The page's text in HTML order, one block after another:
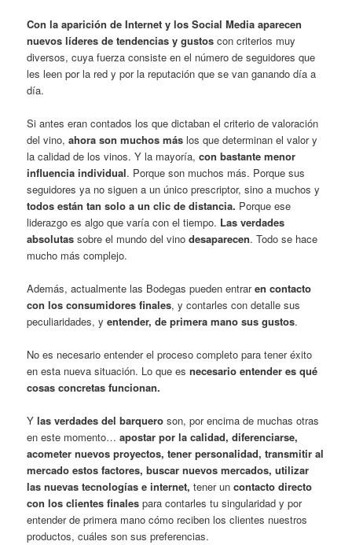
Con la aparición de Internet y los Social Media aparecen
nuevos líderes de tendencias y gustos con criterios muy
diversos, cuya fuerza consiste en el número de seguidores que
les leen por la red y por la reputación que se van ganando día a
día.
Si antes eran contados los que dictaban el criterio de valoración
del vino,ahora son muchos más los que determinan el valor y
la calidad de los vinos. Y la mayoría,con bastante menor
influencia individual. Porque son muchos más. Porque sus
seguidores ya no siguen a un único prescriptor, sino a muchos y
todos están tan solo a un clic de distancia. Porque ese
liderazgo es algo que varía con el tiempo. Las verdades
absolutas sobre el mundo del vino desaparecen. Todo se hace
mucho más complejo.
Además, actualmente las Bodegas pueden entraren contacto
con los consumidores finales, y contarles con detalle sus
peculiaridades, y entender, de primera mano sus gustos.
No es necesario entender el proceso completo para tener éxito
en esta nueva situación. Lo que es necesario entender es qué
cosas concretas funcionan.
Ylas verdades del barquero son, por encima de muchas otras
en este momento…apostar por la calidad, diferenciarse,
acometer nuevos proyectos, tener personalidad, transmitir al
mercado estos factores, buscar nuevos mercados, utilizar
las nuevas tecnologías e internet, tener uncontacto directo
con los clientes finales para contarles tu singularidad y por
entender de primera mano cómo reciben los clientes nuestros
productos, cuáles son sus preferencias.